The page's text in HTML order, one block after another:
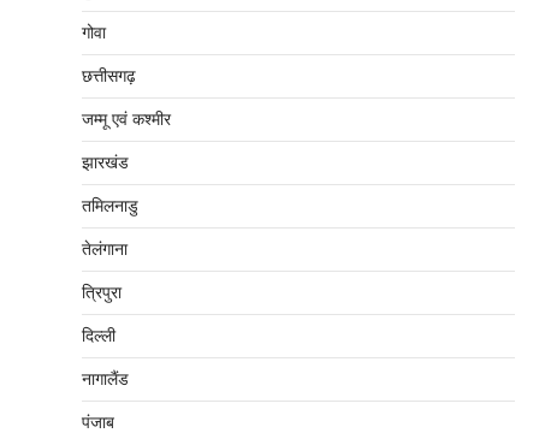
गोवा
छत्तीसगढ़
जम्‍मू एवं कश्‍मीर
झारखंड
तमिलनाडु
तेलंगाना
त्रिपुरा
दिल्‍ली
नागालैंड
पंजाब